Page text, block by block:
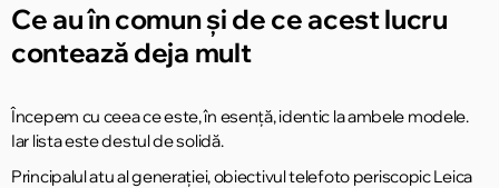
Ce au în comun și de ce acest lucru
contează deja mult
Începem cu ceea ce este, în esență, identic la ambele modele.
Iar lista este destul de solidă.
Principalul atu al generației, obiectivul telefoto periscopic Leica